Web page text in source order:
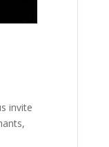
invite